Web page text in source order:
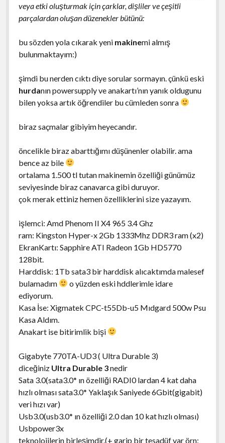
veya etki oluşturmak için çarklar, dişliler ve çeşitli
parçalardan oluşan düzenekler bütünü:
bu sözden yola cıkarak yeni makinemi almış
bulunmaktayım:)
şimdi bu nerden cıktı diye sorular sormayın. çünkü eski
hurdanın powersupply ve anakartı’nın yanık oldugunu
bilen yoksa artık öğrendiler bu cümleden sonra
biraz saçmalar gibiyim heyecandır.
öncelikle biraz abarttığımı düşünenler olabilir. ama
bence az bile
ortalama 1.500 tl tutan makinemin özelliği günümüz
seviyesinde biraz canavarca gibi duruyor.
çok merak ettiniz hemen özelliklerini size yazayım.
işlemci: Amd Phenom II X4 965 3.4 Ghz
ram: Kingston Hyper-x 2Gb 1333Mhz DDR3 ram (x2)
EkranKartı: Sapphire ATI Radeon 1Gb HD5770
128bit.
Harddisk: 1Tb sata3 bir harddisk alıcaktımda malesef
bulamadım
o yüzden eski hddlerimle idare
ediyorum.
Kasa İse: Xigmatek CPC-t55Db-u5 Mıdgard 500w Psu
Kasa Aldım.
Anakart ise bitirimlik bişi
Gigabyte 770TA-UD3 ( Ultra Durable 3)
diceğiniz Ultra Durable 3nedir
Sata 3.0(sata3.0* ın özelliği RADI0 lardan 4 kat daha
hızlı olması sata3.0* Yaklaşık Saniyede 6Gbit(gigabit)
veri hızı var)
Usb3.0(usb3.0* ın özelliği 2.0 dan 10 kat hızlı olması)
Usbpower3x
teknolojilerin birleşimdir.(+ garip bir tesadüf var örn: